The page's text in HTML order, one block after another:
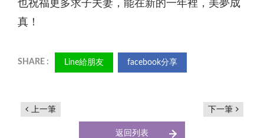
也祝福更多求子夫妻，能在新的一年裡，美夢成
真！
Line給朋友 facebook分享
上一筆 下一筆
返回列表